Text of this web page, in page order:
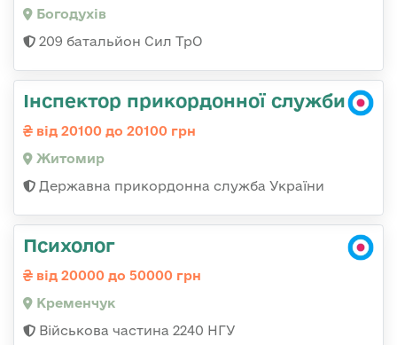
Богодухів
209 батальйон Сил ТрО
Інспектор прикордонної служби
від 20100 до 20100 грн
Житомир
Державна прикордонна служба України
Психолог
від 20000 до 50000 грн
Кременчук
Військова частина 2240 НГУ